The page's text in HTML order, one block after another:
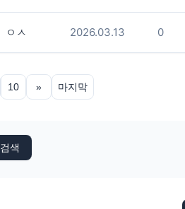
ㅇㅅ 2026.03.13 0
10 » 마지막
검색